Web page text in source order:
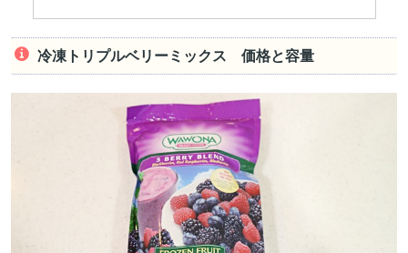
冷凍トリプルベリーミックス 価格と容量